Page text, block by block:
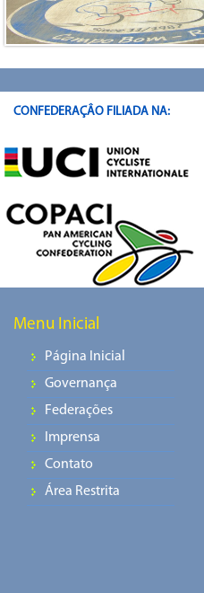
CONFEDERAÇÂO FILIADA NA:
Menu Inicial
Página Inicial
Governança
Federações
Imprensa
Contato
Área Restrita